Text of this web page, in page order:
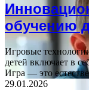
обучению
Игровые
детей включает в
Игра — это
29.01.2026